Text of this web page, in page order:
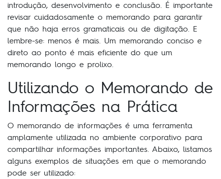
introdução, desenvolvimento e conclusão. É importante
revisar cuidadosamente o memorando para garantir
que não haja erros gramaticais ou de digitação. E
lembre-se: menos é mais. Um memorando conciso e
direto ao ponto é mais eficiente do que um
memorando longo e prolixo.
Utilizando o Memorando de
Informações na Prática
O memorando de informações é uma ferramenta
amplamente utilizada no ambiente corporativo para
compartilhar informações importantes. Abaixo, listamos
alguns exemplos de situações em que o memorando
pode ser utilizado: